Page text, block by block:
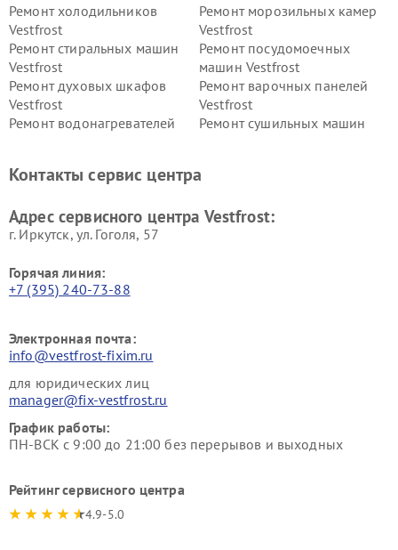
Ремонт холодильников
Vestfrost
Ремонт морозильных камер
Vestfrost
Ремонт стиральных машин
Vestfrost
Ремонт посудомоечных
машин Vestfrost
Ремонт духовых шкафов
Vestfrost
Ремонт варочных панелей
Vestfrost
Ремонт водонагревателей
Ремонт сушильных машин
Vestfrost
Контакты сервис центра
Адрес сервисного центра Vestfrost:
г. Иркутск, ул. ​Гоголя, 57
Горячая линия:
+7 (395) 240-73-88
Электронная почта:
info@vestfrost-fixim.ru
для юридических лиц
manager@fix-vestfrost.ru
График работы:
ПН-ВСК с 9:00 до 21:00 без перерывов и выходных
Рейтинг сервисного центра
4.9-5.0